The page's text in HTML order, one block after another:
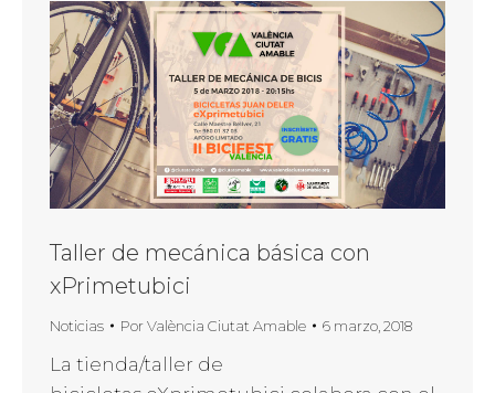
Taller de mecánica básica con
xPrimetubici
Noticias PorValència Ciutat Amable 6 marzo, 2018
La tienda/taller de